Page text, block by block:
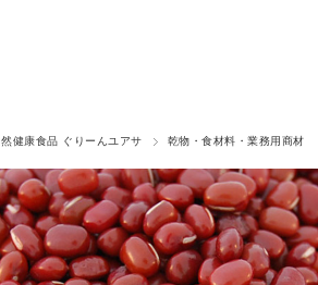
然健康食品 ぐりーんユアサ 乾物・食材料・業務用商材